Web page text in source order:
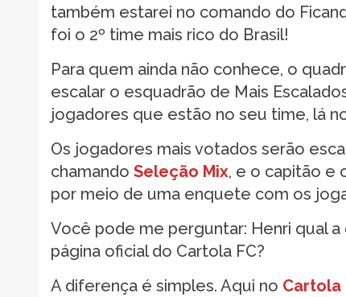
também estarei no comando do
foi o 2º time mais rico do Brasil!
Para quem ainda não conhece, o
escalar o esquadrão de Mais
jogadores que estão no seu time, lá
Os jogadores mais votados serão
chamando Seleção Mix, e o capitão e
por meio de uma enquete com os
Você pode me perguntar: Henri qual
página oficial do Cartola FC?
A diferença é simples. Aqui no Cartola